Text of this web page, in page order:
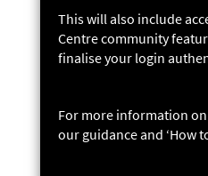
This will also include
Centre community
finalise your login
For more information
our guidance and ‘How